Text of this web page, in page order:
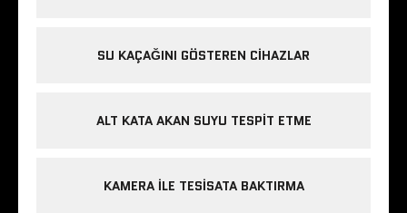
SU KAÇAĞINI GÖSTEREN CIHAZLAR
ALT KATA AKAN SUYU TESPIT ETME
KAMERA ILE TESISATA BAKTIRMA